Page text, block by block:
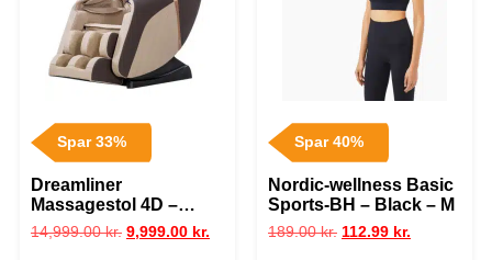
Spar 33%
Dreamliner
Massagestol 4D –
Light Brown
14,999.00kr. 9,999.00 kr.
Spar 40%
Nordic-wellness Basic
Sports-BH – Black – M
189.00kr. 112.99 kr.